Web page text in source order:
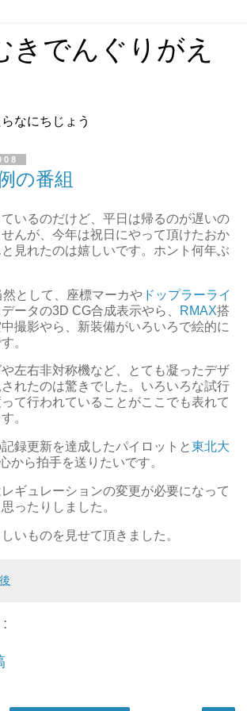
きでんぐりがえ
なにちじょう
の番組
いるのだけど、平日は帰るのが遅いの
んが、今年は祝日にやって頂けたおか
見れたのは嬉しいです。ホント何年ぶ
として、座標マーカや ドップラーライ
ータの3D CG合成表示やら、 RMAX搭
撮影やら、新装備がいろいろで絵的に
。
左右非対称機など、とても凝ったデザ
れたのは驚きでした。いろいろな試行
て行われていることがここでも表れて
。
録更新を達成したパイロットと東北大
から拍手を送りたいです。
ギュレーションの変更が必要になって
ったりしました。
いものを見せて頂きました。